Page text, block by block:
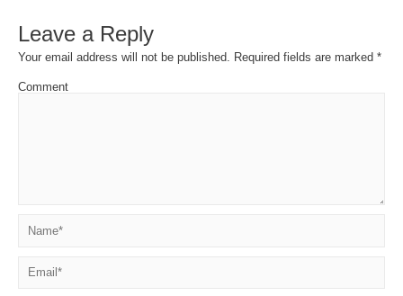
Leave a Reply
Your email address will not be published. Required fields are marked *
Comment